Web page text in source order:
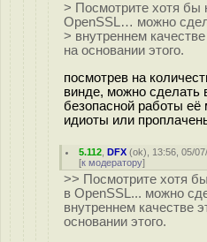
> Посмотрите хотя бы
OpenSSL… можно
> внутреннем
на основании этого.
посмотрев на
винде, можно сделать
безопасной работы её
идиоты или
5.112 ,DFX (ok), 13:56, 05/
[к модератору]
>> Посмотрите хотя
в OpenSSL... можно
внутреннем качестве
основании этого.